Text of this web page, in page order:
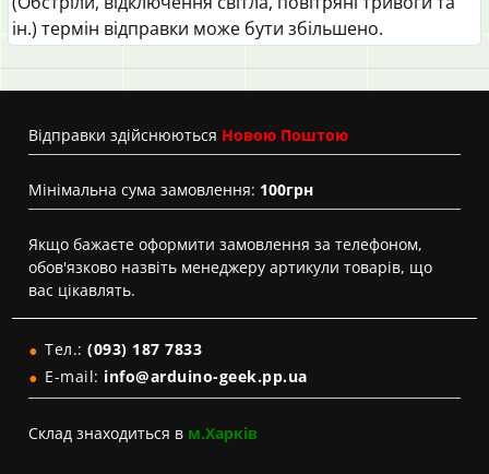
ін.) термін відправки може бути збільшено.
Вiдправки здійснюються Новою Поштою
Мінімальна сума замовлення: 100грн
Якщо бажаєте оформити замовлення за телефоном,
обов'язково назвіть менеджеру артикули товарів, що
вас цікавлять.
Тел.: (093) 187 7833
E-mail: info@arduino-geek.pp.ua
Склад знаходиться в м.Харків